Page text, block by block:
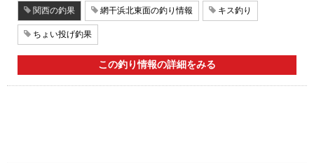
関西の釣果 網干浜北東面の釣り情報 キス釣り
ちょい投げ釣果
この釣り情報の詳細をみる